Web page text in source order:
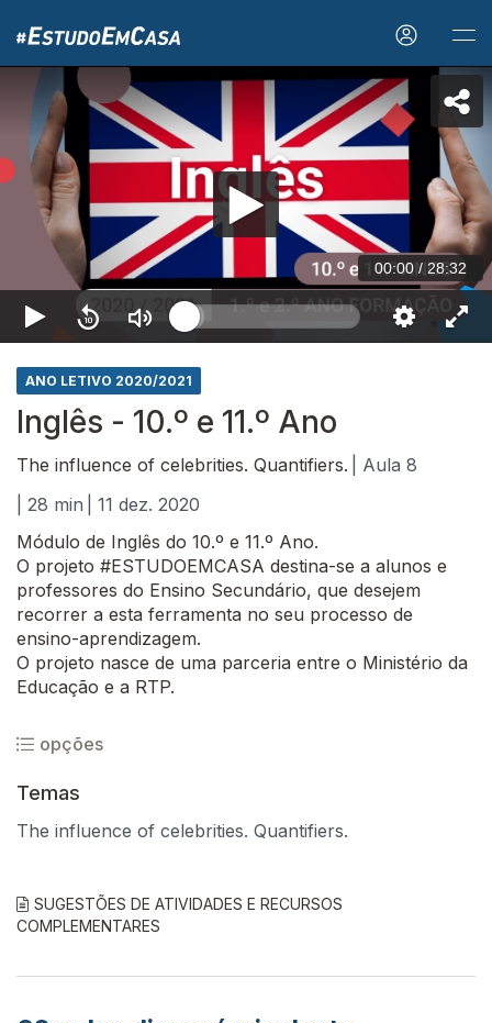
00:00 / 28:32
ANO LETIVO 2020/2021
Inglês - 10.º e 11.º Ano
The influence of celebrities. Quantifiers.
| Aula 8
| 28 min
| 11 dez. 2020
Módulo de Inglês do 10.º e 11.º Ano.
O projeto #ESTUDOEMCASA destina-se a alunos e
professores do Ensino Secundário, que desejem
recorrer a esta ferramenta no seu processo de
ensino-aprendizagem.
O projeto nasce de uma parceria entre o Ministério da
Educação e a RTP.
opções
Temas
The influence of celebrities. Quantifiers.
SUGESTÕES DE ATIVIDADES E RECURSOS
COMPLEMENTARES